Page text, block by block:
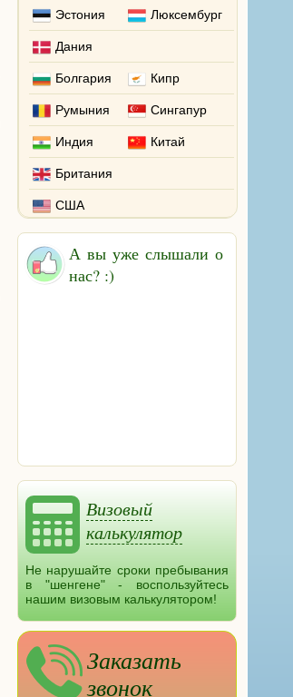
Эстония Люксембург
Дания
Болгария Кипр
Румыния Сингапур
Индия Китай
Британия
США
А вы уже слышали о
нас? :)
Визовый
калькулятор
Не нарушайте сроки пребывания
в "шенгене" - воспользуйтесь
нашим визовым калькулятором!
Заказать
звонок